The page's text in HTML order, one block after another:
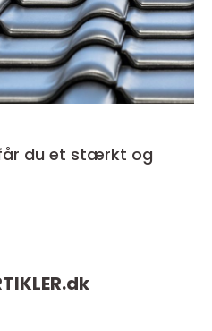
du et stærkt og
dk